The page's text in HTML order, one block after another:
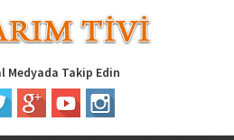
Medyada Takip Edin